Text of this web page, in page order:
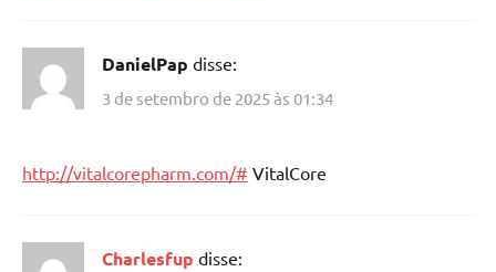
DanielPap disse:
3 de setembro de 2025 às 01:34
http://vitalcorepharm.com/# VitalCore
Charlesfup disse: